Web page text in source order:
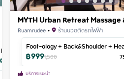
90นาที
Amazi Essence
MYTH Urban Retreat Massage
Ruamrudee• ร้านนวดติดรถไฟฟ้า
Foot-ology + Back&Shoulder +
Massage
฿9991,500
บริการแนะนำ